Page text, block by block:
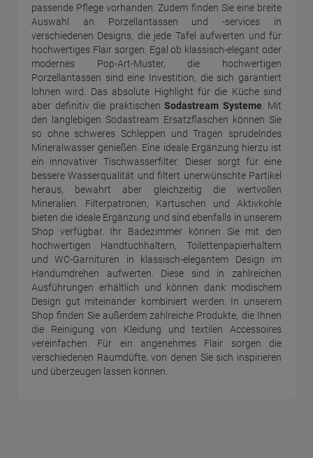
passende Pflege vorhanden. Zudem finden Sie eine breite
Auswahl an Porzellantassen und -services in
verschiedenen Designs, die jede Tafel aufwerten und für
hochwertiges Flair sorgen. Egal ob klassisch-elegant oder
modernes Pop-Art-Muster, die hochwertigen
Porzellantassen sind eine Investition, die sich garantiert
lohnen wird. Das absolute Highlight für die Küche sind
aber definitiv die praktischen Sodastream Systeme . Mit
den langlebigen Sodastream Ersatzflaschen können Sie
so ohne schweres Schleppen und Tragen sprudelndes
Mineralwasser genießen. Eine ideale Ergänzung hierzu ist
ein innovativer Tischwasserfilter. Dieser sorgt für eine
bessere Wasserqualität und filtert unerwünschte Partikel
heraus, bewahrt aber gleichzeitig die wertvollen
Mineralien. Filterpatronen, Kartuschen und Aktivkohle
bieten die ideale Ergänzung und sind ebenfalls in unserem
Shop verfügbar. Ihr Badezimmer können Sie mit den
hochwertigen Handtuchhaltern, Toilettenpapierhaltern
und WC-Garnituren in klassisch-elegantem Design im
Handumdrehen aufwerten. Diese sind in zahlreichen
Ausführungen erhältlich und können dank modischem
Design gut miteinander kombiniert werden. In unserem
Shop finden Sie außerdem zahlreiche Produkte, die Ihnen
die Reinigung von Kleidung und textilen Accessoires
vereinfachen. Für ein angenehmes Flair sorgen die
verschiedenen Raumdüfte, von denen Sie sich inspirieren
und überzeugen lassen können.